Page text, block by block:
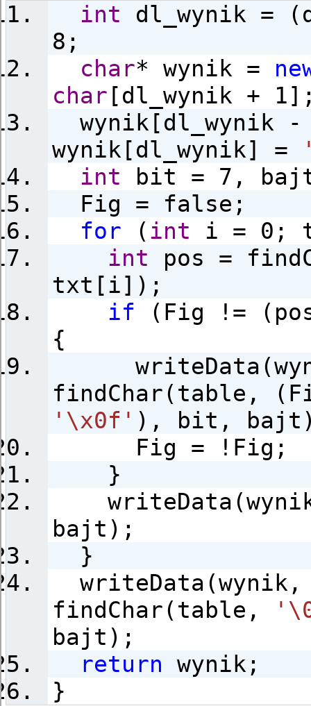
int dl_wynik =
8;
char* wynik =
char [dl_wynik +
wynik[dl_wynik
wynik[dl_wynik] =
int bit = 7,
Fig = false;
for ( int i = 0;
int pos =
txt[i]);
if (Fig !=
{
findChar(table,
'\x0f' ), bit,
Fig = !Fig;
}
bajt);
}
writeData(wynik,
findChar(table,
bajt);
return wynik;
}